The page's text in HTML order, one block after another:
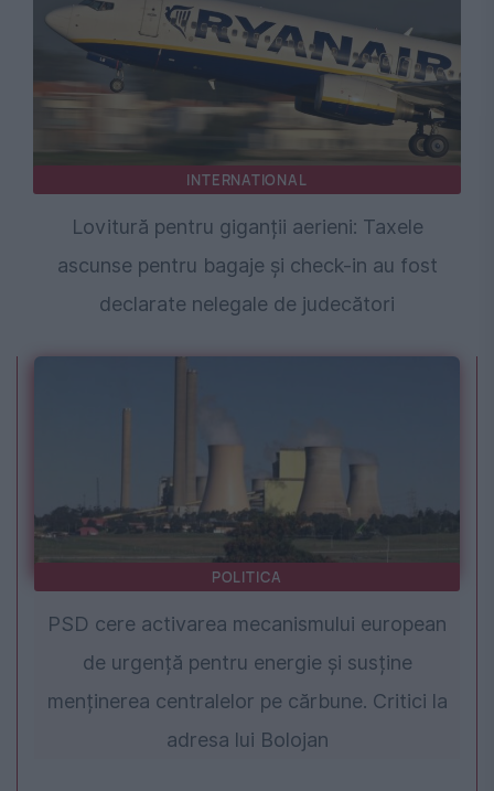
INTERNATIONAL
Lovitură pentru giganții aerieni: Taxele
ascunse pentru bagaje și check-in au fost
declarate nelegale de judecători
POLITICA
PSD cere activarea mecanismului european
de urgență pentru energie și susține
menținerea centralelor pe cărbune. Critici la
adresa lui Bolojan